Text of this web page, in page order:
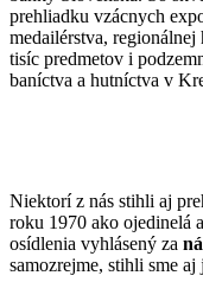
prehliadku vzácnych
medailérstva,
tisíc predmetov i
baníctva a hutníctva v
Niektorí z nás stihli aj
roku 1970 ako ojedinelá
osídlenia vyhlásený za
samozrejme, stihli sme